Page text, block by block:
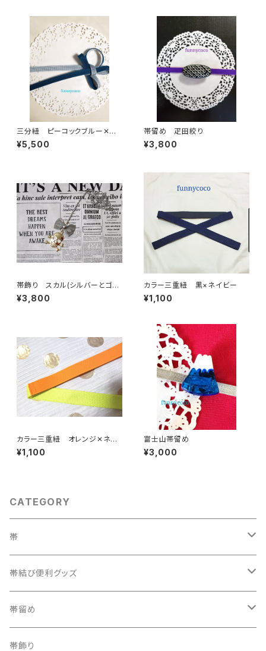
三分紐 ピーコックブルー✕ペ
ールブルー
¥5,500
帯留め 疋田絞り
¥3,800
帯飾り スカル(シルバーとゴー
ルドのコンビ)
¥3,800
カラー三重紐 黒×ネイビー
¥1,100
カラー三重紐 オレンジ✕ネオ
ンイエロー
¥1,100
富士山帯留め
¥3,000
CATEGORY
帯
織兵児帯
半幅帯
夏帯
京袋帯
帯結び便利グッズ
カラー三重紐
自装用カラー三重紐
帯留め
古布
帯飾り